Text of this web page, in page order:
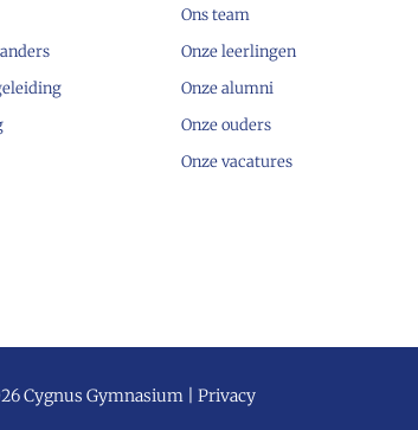
Ons team
Onze leerlingen
Onze alumni
Onze ouders
Onze vacatures
Cygnus Gymnasium | Privacy